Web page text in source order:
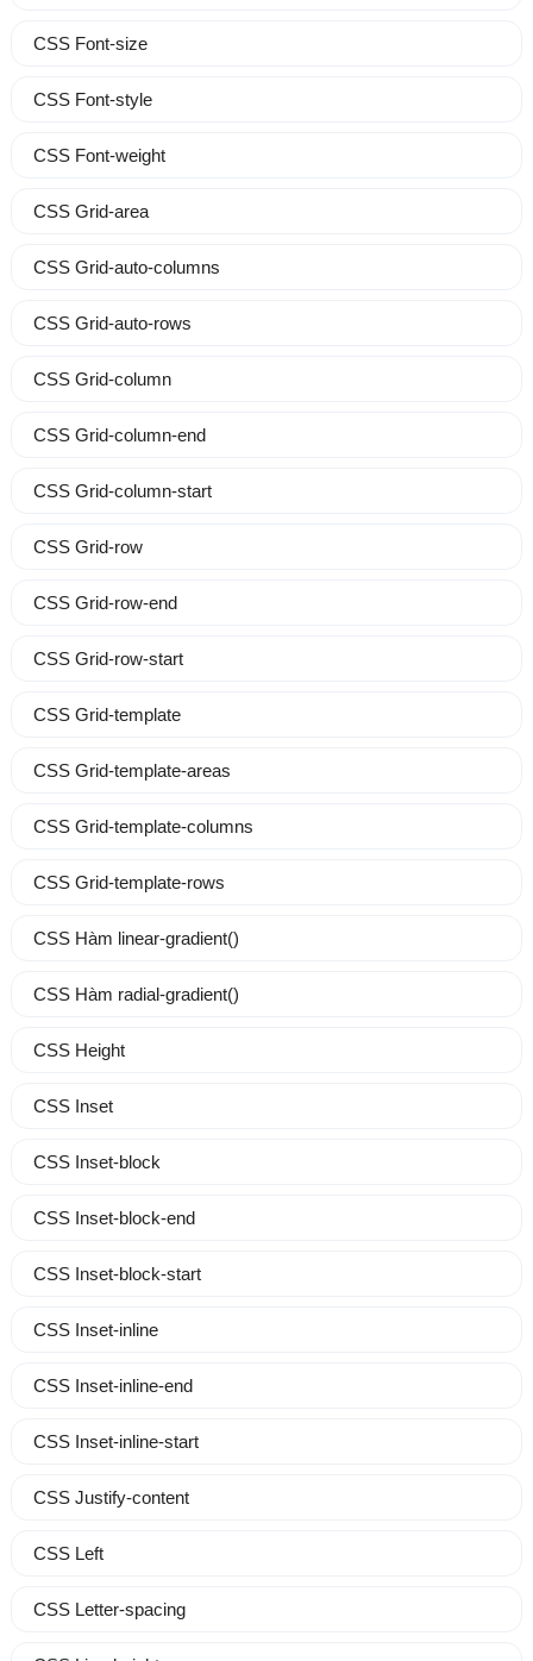
CSS Font-size
CSS Font-style
CSS Font-weight
CSS Grid-area
CSS Grid-auto-columns
CSS Grid-auto-rows
CSS Grid-column
CSS Grid-column-end
CSS Grid-column-start
CSS Grid-row
CSS Grid-row-end
CSS Grid-row-start
CSS Grid-template
CSS Grid-template-areas
CSS Grid-template-columns
CSS Grid-template-rows
CSS Hàm linear-gradient()
CSS Hàm radial-gradient()
CSS Height
CSS Inset
CSS Inset-block
CSS Inset-block-end
CSS Inset-block-start
CSS Inset-inline
CSS Inset-inline-end
CSS Inset-inline-start
CSS Justify-content
CSS Left
CSS Letter-spacing